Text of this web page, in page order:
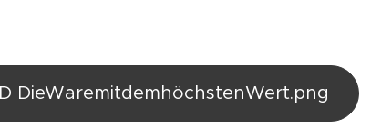
DieWaremitdemhöchstenWert.png